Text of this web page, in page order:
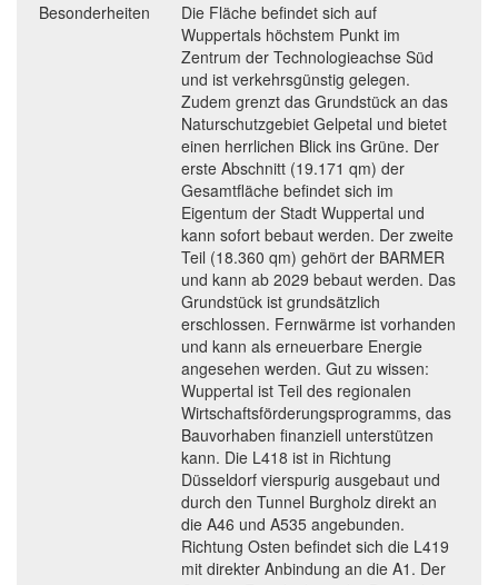
Besonderheiten
Die Fläche befindet sich auf
Wuppertals höchstem Punkt im
Zentrum der Technologieachse Süd
und ist verkehrsgünstig gelegen.
Zudem grenzt das Grundstück an das
Naturschutzgebiet Gelpetal und bietet
einen herrlichen Blick ins Grüne. Der
erste Abschnitt (19.171 qm) der
Gesamtfläche befindet sich im
Eigentum der Stadt Wuppertal und
kann sofort bebaut werden. Der zweite
Teil (18.360 qm) gehört der BARMER
und kann ab 2029 bebaut werden. Das
Grundstück ist grundsätzlich
erschlossen. Fernwärme ist vorhanden
und kann als erneuerbare Energie
angesehen werden. Gut zu wissen:
Wuppertal ist Teil des regionalen
Wirtschaftsförderungsprogramms, das
Bauvorhaben finanziell unterstützen
kann. Die L418 ist in Richtung
Düsseldorf vierspurig ausgebaut und
durch den Tunnel Burgholz direkt an
die A46 und A535 angebunden.
Richtung Osten befindet sich die L419
mit direkter Anbindung an die A1. Der